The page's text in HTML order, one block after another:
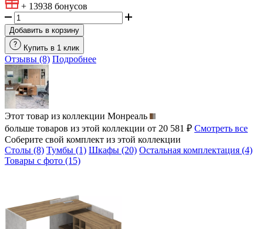
+ 13938 бонусов
Добавить в корзину
Купить в 1 клик
Отзывы (8) Подробнее
Этот товар из коллекции Монреаль
больше товаров из этой коллекции от 20 581 ₽ Смотреть все
Соберите свой комплект из этой коллекции
Столы (8) Тумбы (1) Шкафы (20) Остальная комплектация (4)
Товары с фото (15)